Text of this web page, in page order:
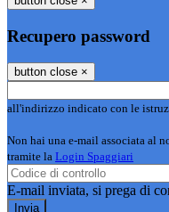
Recupero password
button close ×
all'indirizzo indicato con le
Non hai una e-mail associata al
tramite la Login Spaggiari
E-mail inviata, si prega di